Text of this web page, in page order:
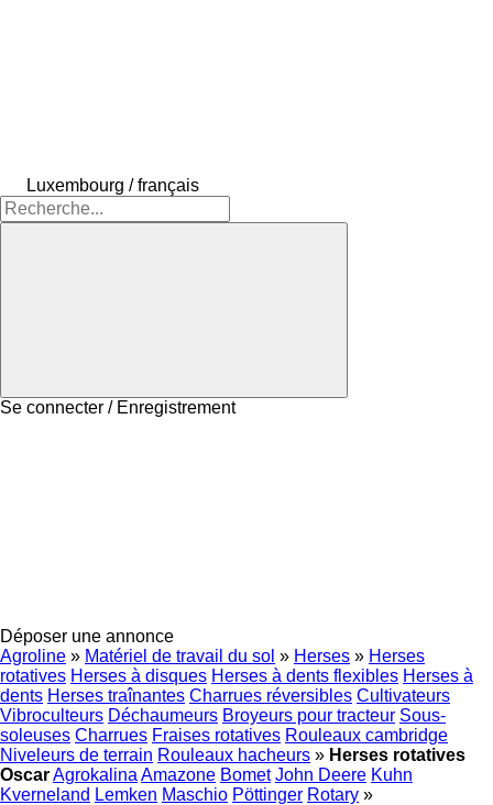
Luxembourg / français
Se connecter / Enregistrement
Déposer une annonce
Agroline » Matériel de travail du sol » Herses » Herses
rotatives Herses à disques Herses à dents flexibles Herses à
dents Herses traînantes Charrues réversibles Cultivateurs
Vibroculteurs Déchaumeurs Broyeurs pour tracteur Sous-
soleuses Charrues Fraises rotatives Rouleaux cambridge
Niveleurs de terrain Rouleaux hacheurs » Herses rotatives
OscarAgrokalina Amazone Bomet John Deere Kuhn
Kverneland Lemken Maschio Pöttinger Rotary »